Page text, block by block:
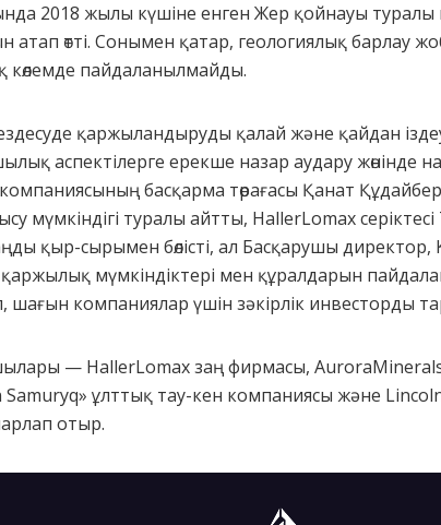
2018 жылы күшіне енген Жер қойнауы туралы
атап өтті. Сонымен қатар, геологиялық
көлемде пайдаланылмайды.
қаржыландыруды қалай және қайдан
аспектілерге ерекше назар аудару жөнінде
басқарма төрағасы Қанат
мүмкіндігі туралы айтты, НallerLomax
қыр-сырымен бөлісті, ал Басқарушы
мүмкіндіктері мен құралдарын
компаниялар үшін зәкірлік инвесторды
— HallerLomax заң фирмасы,
ұлттық тау-кен компаниясы және
отыр.